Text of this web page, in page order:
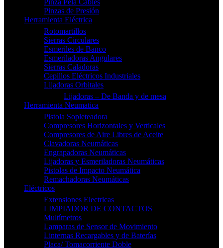
Pinza Pela Cables
Pinzas de Presión
Herramienta Eléctrica
Rotomartillos
Sierras Circulares
Esmeriles de Banco
Esmeriladoras Angulares
Sierras Caladoras
Cepillos Eléctricos Industriales
Lijadoras Orbitales
Lijadoras – De Banda y de mesa
Herramienta Neumatica
Pistola Sopleteadora
Compresores Horizontales y Verticales
Compresores de Aire Libres de Aceite
Clavadoras Neumáticas
Engrapadoras Neumáticas
Lijadoras y Esmeriladoras Neumáticas
Pistolas de Impacto Neumática
Remachadoras Neumáticas
Eléctricos
Extensiones Electricas
LIMPIADOR DE CONTACTOS
Multímetros
Lamparas de Sensor de Movimiento
Linternas Recargables y de Baterías
Placa/ Tomacorriente Doble